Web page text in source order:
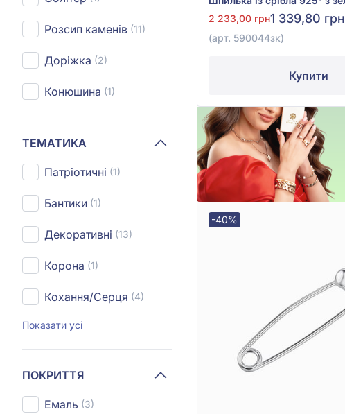
Розсип каменів (11)
Доріжка (2)
Конюшина (1)
ТЕМАТИКА
Патріотичні (1)
Бантики (1)
Декоративні (13)
Корона (1)
Кохання/Серця (4)
Показати усі
ПОКРИТТЯ
Емаль (3)
2 233,00 грн1 339,80 грн
(арт. 590044зк)
Купити
-40%